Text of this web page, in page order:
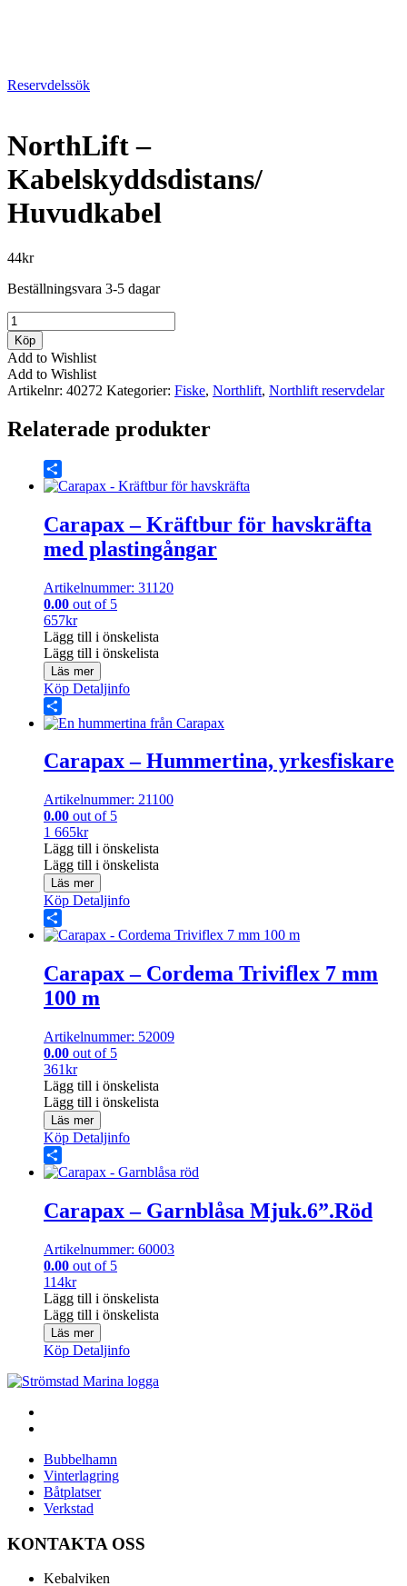
Reservdelssök
NorthLift –
Kabelskyddsdistans/
Huvudkabel
44kr
Beställningsvara 3-5 dagar
NorthLift
-
Kabelskyddsdistans/
Huvudkabel
mängd
Köp
Add to Wishlist
Add to Wishlist
Artikelnr: 40272 Kategorier: Fiske, Northlift, Northlift reservdelar
Relaterade produkter
Share
Carapax – Kräftbur för havskräfta
med plastingångar
Artikelnummer: 31120
0.00 out of 5
657kr
Lägg till i önskelista
Lägg till i önskelista
Läs mer
Köp Detaljinfo
Share
Carapax – Hummertina, yrkesfiskare
Artikelnummer: 21100
0.00 out of 5
1 665kr
Lägg till i önskelista
Lägg till i önskelista
Läs mer
Köp Detaljinfo
Share
Carapax – Cordema Triviflex 7 mm
100 m
Artikelnummer: 52009
0.00 out of 5
361kr
Lägg till i önskelista
Lägg till i önskelista
Läs mer
Köp Detaljinfo
Share
Carapax – Garnblåsa Mjuk.6”.Röd
Artikelnummer: 60003
0.00 out of 5
114kr
Lägg till i önskelista
Lägg till i önskelista
Läs mer
Köp Detaljinfo
Bubbelhamn
Vinterlagring
Båtplatser
Verkstad
KONTAKTA OSS
Kebalviken